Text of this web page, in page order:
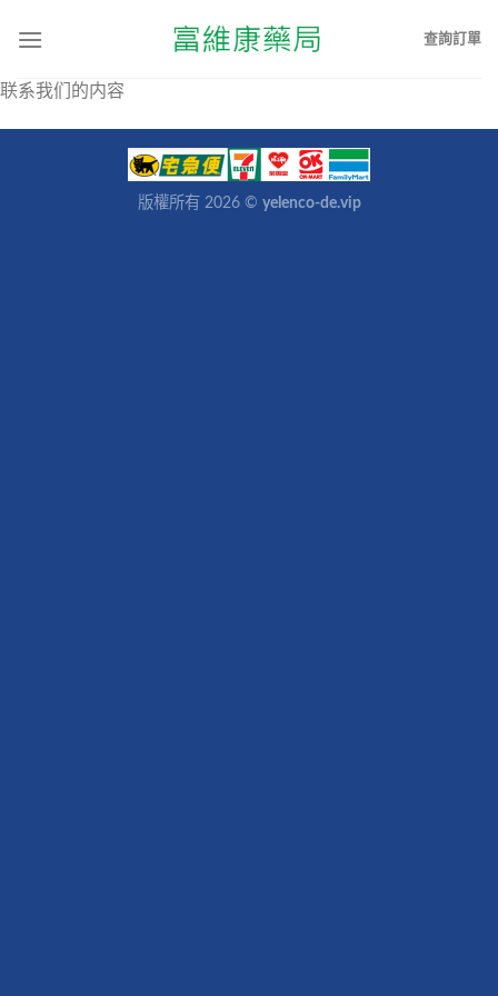
查詢訂單
联系我们的内容
版權所有 2026 © yelenco-de.vip